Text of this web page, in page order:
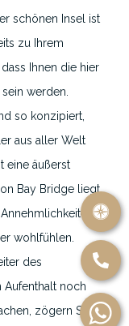
schönen Insel ist
zu Ihrem
Ihnen die hier
werden.
so konzipiert,
aus aller Welt
eine äußerst
Bay Bridge liegt.
wohlfühlen.
des
Aufenthalt noch
zögern Sie